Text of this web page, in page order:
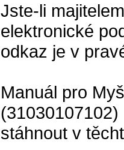
Jste-li
elektronické
odkaz je v
Manuál pro
stáhnout v